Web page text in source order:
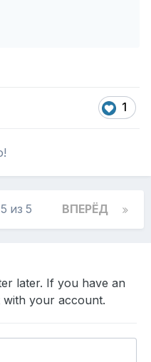
1
ВПЕРЁД
из 5
later. If you have an
with your account.